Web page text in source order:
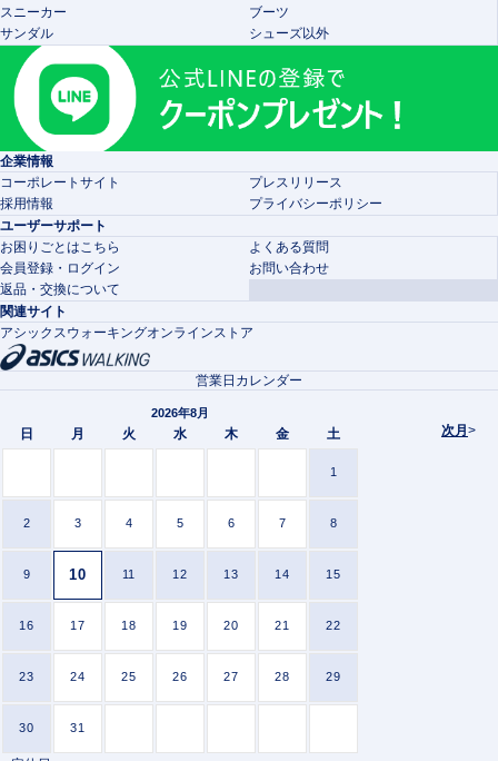
スニーカー
ブーツ
サンダル
シューズ以外
企業情報
コーポレートサイト
プレスリリース
採用情報
プライバシーポリシー
ユーザーサポート
お困りごとはこちら
よくある質問
会員登録・ログイン
お問い合わせ
返品・交換について
関連サイト
アシックスウォーキングオンラインストア
次月>
営業日カレンダー
2026年8月
日 月 火 水 木 金 土
1
2 3 4 5 6 7 8
9 10 11 12 13 14 15
16 17 18 19 20 21 22
23 24 25 26 27 28 29
30 31